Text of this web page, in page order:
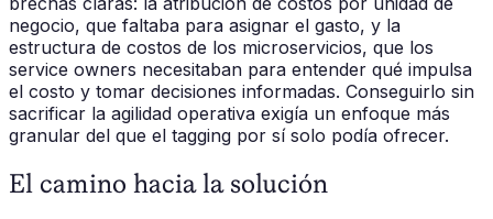
negocio, que faltaba para asignar el gasto, y la
estructura de costos de los microservicios, que los
service owners necesitaban para entender qué impulsa
el costo y tomar decisiones informadas. Conseguirlo sin
sacrificar la agilidad operativa exigía un enfoque más
granular del que el tagging por sí solo podía ofrecer.
El camino hacia la solución